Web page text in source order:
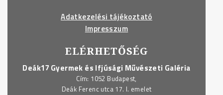
Adatkezelési tájékoztató
Impresszum
ELÉRHETŐSÉG
Deák17 Gyermek és Ifjúsági Művészeti Galéria
Cím: 1052 Budapest,
Deák Ferenc utca 17. I. emelet